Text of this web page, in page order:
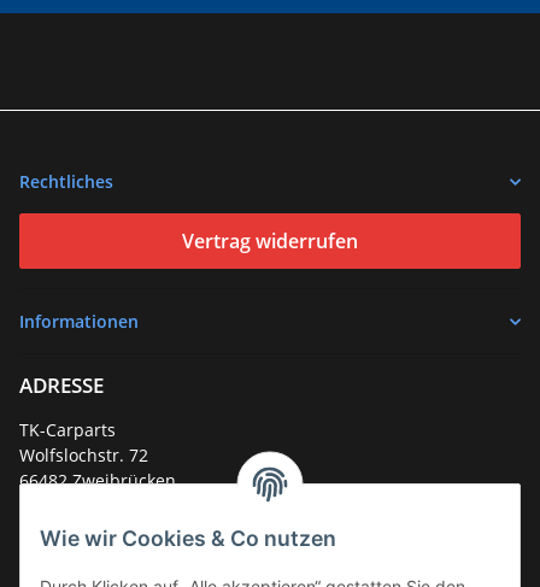
Wie wir Cookies & Co nutzen
Rechtliches
Vertrag widerrufen
Informationen
ADRESSE
TK-Carparts
Wolfslochstr. 72
66482 Zweibrücken
Service-Hotline +49 (0)6332 - 48 58 48
E-Mail:mail@tk-carparts.de